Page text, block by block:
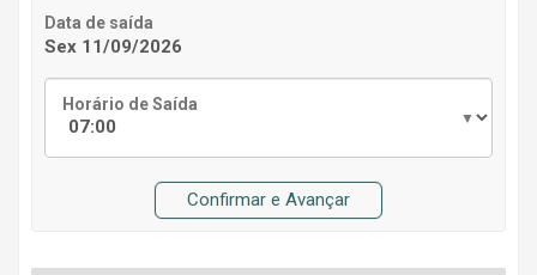
Data de saída
Sex 11/09/2026
Horário de Saída
Confirmar e Avançar